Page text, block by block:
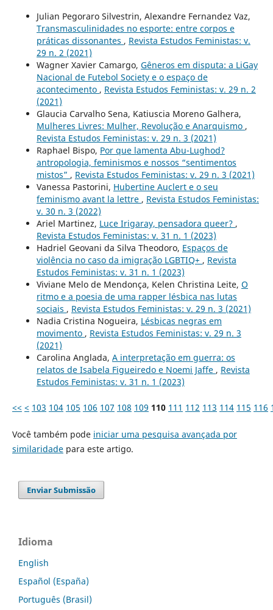
Julian Pegoraro Silvestrin, Alexandre Fernandez Vaz,
Transmasculinidades no esporte: entre corpos e
práticas dissonantes , Revista Estudos Feministas: v.
29 n. 2 (2021)
Wagner Xavier Camargo, Gêneros em disputa: a LiGay
Nacional de Futebol Society e o espaço de
acontecimento , Revista Estudos Feministas: v. 29 n. 2
(2021)
Glaucia Carvalho Sena, Katiuscia Moreno Galhera,
Mulheres Livres: Mulher, Revolução e Anarquismo ,
Revista Estudos Feministas: v. 29 n. 3 (2021)
Raphael Bispo, Por que lamenta Abu-Lughod?
antropologia, feminismos e nossos “sentimentos
mistos” , Revista Estudos Feministas: v. 29 n. 3 (2021)
Vanessa Pastorini, Hubertine Auclert e o seu
feminismo avant la lettre , Revista Estudos Feministas:
v. 30 n. 3 (2022)
Ariel Martinez, Luce Irigaray, pensadora queer? ,
Revista Estudos Feministas: v. 31 n. 1 (2023)
Hadriel Geovani da Silva Theodoro, Espaços de
violência no caso da imigração LGBTIQ+ , Revista
Estudos Feministas: v. 31 n. 1 (2023)
Viviane Melo de Mendonça, Kelen Christina Leite, O
ritmo e a poesia de uma rapper lésbica nas lutas
sociais , Revista Estudos Feministas: v. 29 n. 3 (2021)
Nadia Cristina Nogueira, Lésbicas negras em
movimento , Revista Estudos Feministas: v. 29 n. 3
(2021)
Carolina Anglada, A interpretação em guerra: os
relatos de Isabela Figueiredo e Noemi Jaffe , Revista
Estudos Feministas: v. 31 n. 1 (2023)
<< < 103 104 105 106 107 108 109 110 111 112 113 114 115 116
Você também pode iniciar uma pesquisa avançada por
similaridadepara este artigo.
Enviar Submissão
Idioma
English
Español (España)
Português (Brasil)